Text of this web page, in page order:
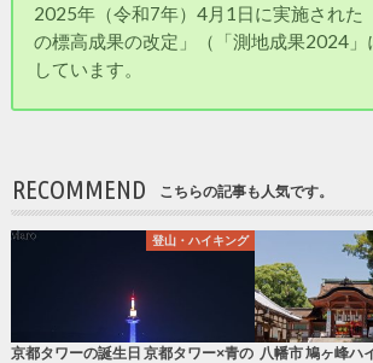
2025年（令和7年）4月1日に実施された
の標高成果の改定」（「測地成果2024」
しています。
RECOMMEND こちらの記事も人気です。
登山・ハイキング
京都タワーの誕生日 京都タワー×青の 八幡市 鳩ヶ峰ハ